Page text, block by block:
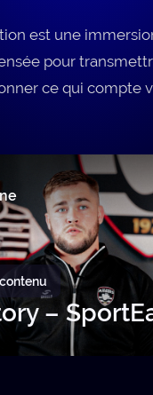
est une
pour
ce qui compte
–